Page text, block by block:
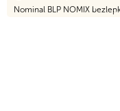
Nominal BLP NOMIX